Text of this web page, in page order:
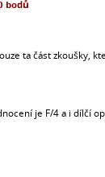
bodů
ta část zkoušky,
je F/4 a i dílčí